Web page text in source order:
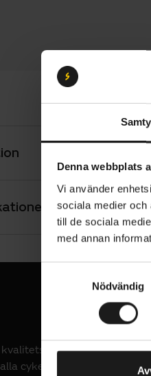
Denna webbplats
Vi använder
sociala medier och
till de sociala
med annan
c
k
Nödvändig
kvalitetscyklar från välkända
cykeltillbehör du behöver